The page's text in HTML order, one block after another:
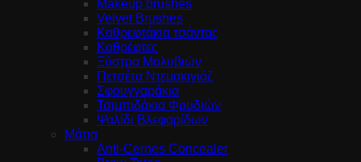
Makeup brushes
Velvet Brushes
Καθρεφτάκια τσάντας
Καθρέφτες
Ξύστρα Μολυβιών
Πετσέτα Ντεμακιγιάζ
Σφουγγαράκια
Τσιμπιδάκια Φρυδιών
Ψαλίδι Βλεφαρίδων
Μάτια
Anti-Cernes Concealer